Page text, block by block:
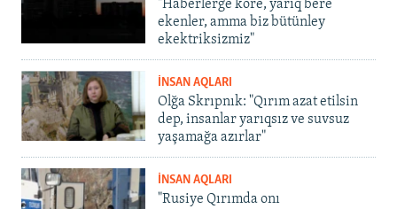
"Haberlerge köre, yarıq bere
ekenler, amma biz bütünley
ekektriksizmiz"
İNSAN AQLARI
Olğa Skrıpnık: "Qırım azat etilsin
dep, insanlar yarıqsız ve suvsuz
yaşamağa azırlar"
İNSAN AQLARI
"Rusiye Qırımda onı